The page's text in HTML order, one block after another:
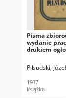
Pisma
wydanie
drukiem
Piłsudski,
1937
książka